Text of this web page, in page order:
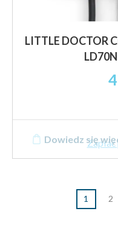
LITTLE DOCTOR
Dowiedz się
1 2